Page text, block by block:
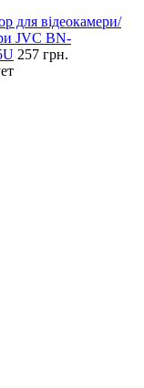
для відеокамери/
JVC BN-
257 грн.